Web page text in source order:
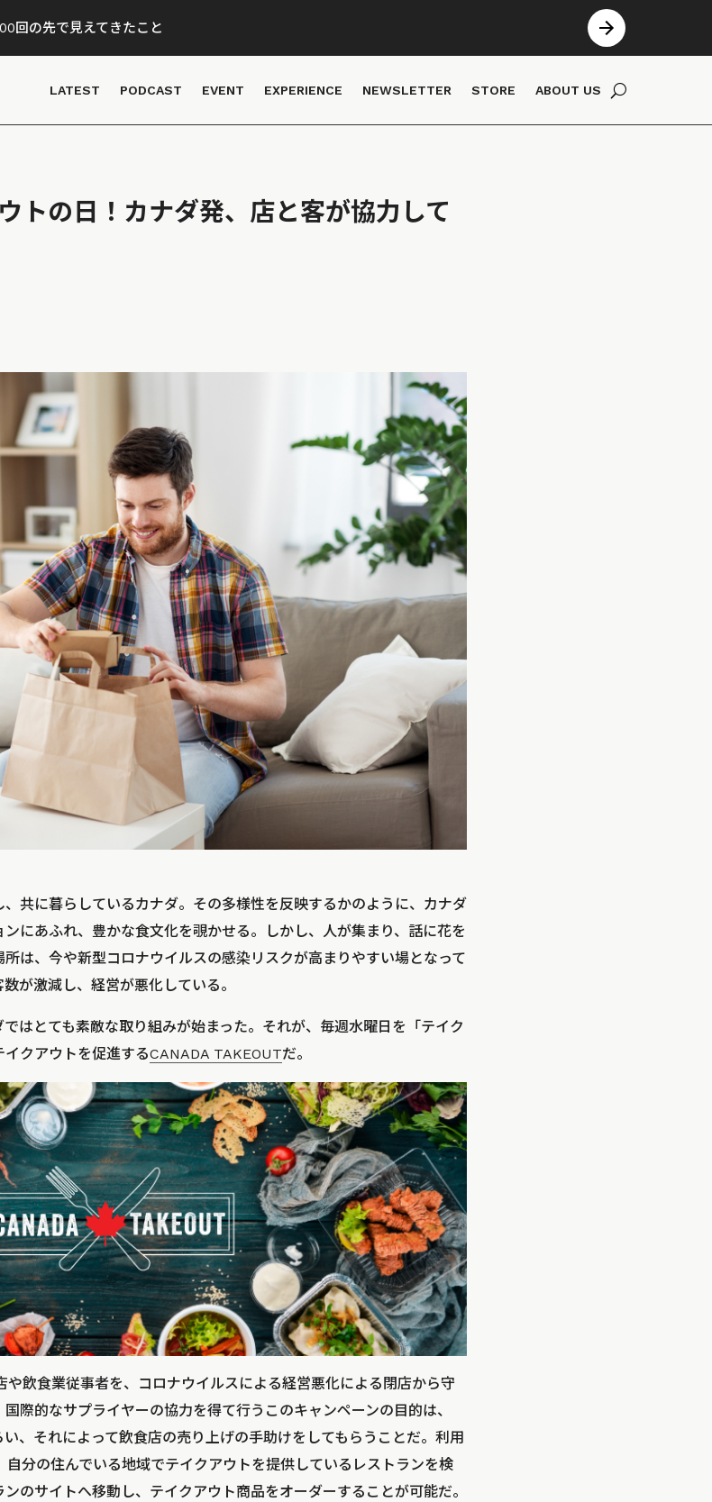
回の先で見えてきたこと
LATEST PODCAST EVENT EXPERIENCE NEWSLETTER STORE ABOUT US
トの日！カナダ発、店と客が協力して
共に暮らしているカナダ。その多様性を反映するかのように、カナダ
にあふれ、豊かな食文化を覗かせる。しかし、人が集まり、話に花を
は、今や新型コロナウイルスの感染リスクが高まりやすい場となって
が激減し、経営が悪化している。
はとても素敵な取り組みが始まった。それが、毎週水曜日を「テイク
クアウトを促進するCANADA TAKEOUTだ。
飲食業従事者を、コロナウイルスによる経営悪化による閉店から守
際的なサプライヤーの協力を得て行うこのキャンペーンの目的は、
、それによって飲食店の売り上げの手助けをしてもらうことだ。利用
分の住んでいる地域でテイクアウトを提供しているレストランを検
のサイトへ移動し、テイクアウト商品をオーダーすることが可能だ。